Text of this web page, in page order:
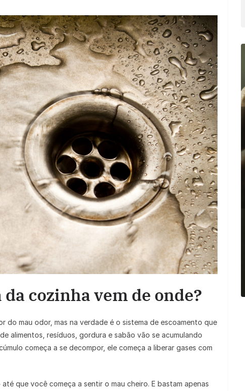
cozinha vem de onde?
do mau odor, mas na verdade é o sistema de escoamento que
alimentos, resíduos, gordura e sabão vão se acumulando
começa a se decompor, ele começa a liberar gases com
que você começa a sentir o mau cheiro. E bastam apenas